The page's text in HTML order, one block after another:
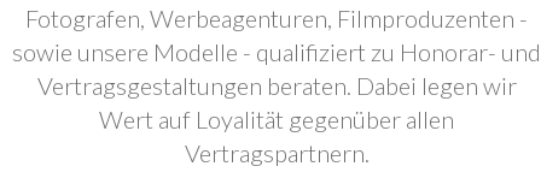
Fotografen, Werbeagenturen, Filmproduzenten -
sowie unsere Modelle - qualifiziert zu Honorar- und
Vertragsgestaltungen beraten. Dabei legen wir
Wert auf Loyalität gegenüber allen
Vertragspartnern.